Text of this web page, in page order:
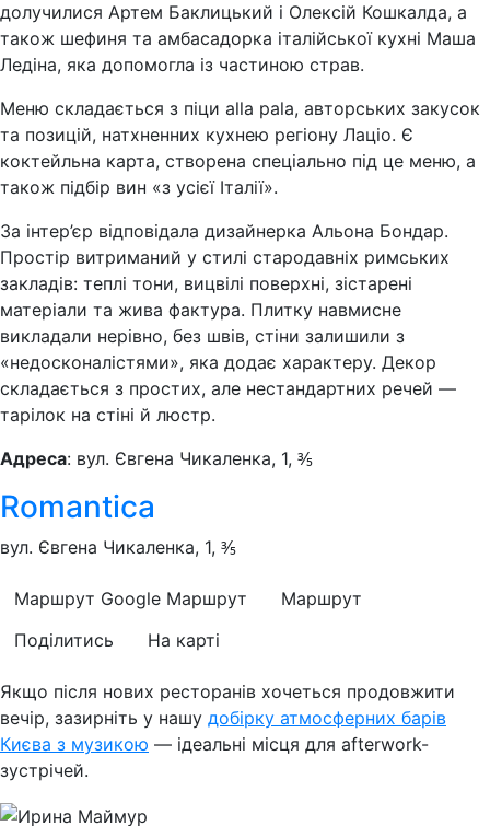
долучилися Артем Баклицький і Олексій Кошкалда, а
також шефиня та амбасадорка італійської кухні Маша
Ледіна, яка допомогла із частиною страв.
Меню складається з піци alla pala, авторських закусок
та позицій, натхненних кухнею регіону Лаціо. Є
коктейльна карта, створена спеціально під це меню, а
також підбір вин «з усієї Італії».
За інтер’єр відповідала дизайнерка Альона Бондар.
Простір витриманий у стилі стародавніх римських
закладів: теплі тони, вицвілі поверхні, зістарені
матеріали та жива фактура. Плитку навмисне
викладали нерівно, без швів, стіни залишили з
«недосконалістями», яка додає характеру. Декор
складається з простих, але нестандартних речей —
тарілок на стіні й люстр.
Адреса: вул. Євгена Чикаленка, 1, ⅗
Romantica
вул. Євгена Чикаленка, 1, ⅗
Маршрут Google Маршрут
Маршрут
Поділитись
На карті
Якщо після нових ресторанів хочеться продовжити
вечір, зазирніть у нашу добірку атмосферних барів
Києва з музикою — ідеальні місця для afterwork-
зустрічей.